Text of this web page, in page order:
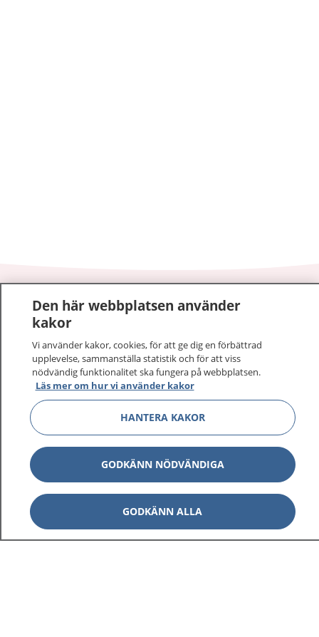
1177–tryggt om din hälsa och vård
sjukdomar och vilka mottagningar du kan kontakta.
Logga in för att läsa din journal och göra dina
vårdärenden. Ring telefonnummer 1177 för
sjukvårdsrådgivning dygnet runt.
1177 ger dig råd när du vill må bättre.
1177 på flera språk Visa
Den här webbplatsen använder
kakor
Vi använder kakor, cookies, för att ge dig en förbättrad
upplevelse, sammanställa statistik och för att viss
nödvändig funktionalitet ska fungera på webbplatsen.
Läs mer om hur vi använder kakor
HANTERA KAKOR
GODKÄNN NÖDVÄNDIGA
GODKÄNN ALLA